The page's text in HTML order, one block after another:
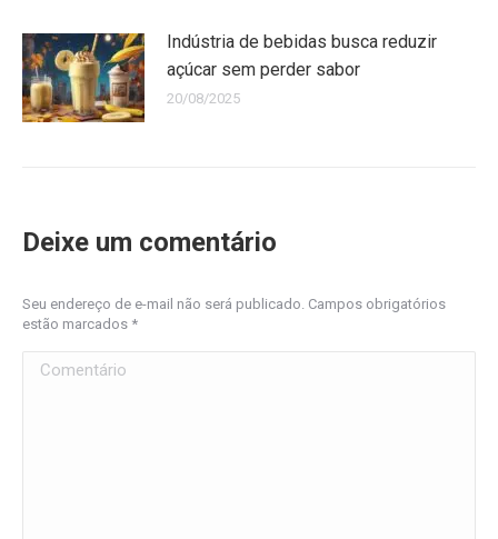
Indústria de bebidas busca reduzir
açúcar sem perder sabor
20/08/2025
Deixe um comentário
Seu endereço de e-mail não será publicado. Campos obrigatórios
estão marcados *
Comentário